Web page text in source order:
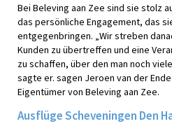
Bei Beleving aan Zee sind sie stolz
das persönliche Engagement, das
entgegenbringen. „Wir streben
Kunden zu übertreffen und eine
zu schaffen, über den man noch
sagte er. sagen Jeroen van der
Eigentümer von Beleving aan Zee.
Ausflüge Scheveningen Den